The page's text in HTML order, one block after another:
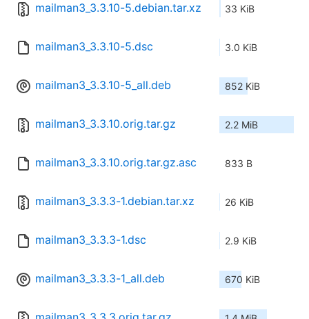
mailman3_3.3.10-5.debian.tar.xz 33 KiB
mailman3_3.3.10-5.dsc 3.0 KiB
mailman3_3.3.10-5_all.deb 852 KiB
mailman3_3.3.10.orig.tar.gz 2.2 MiB
mailman3_3.3.10.orig.tar.gz.asc 833 B
mailman3_3.3.3-1.debian.tar.xz 26 KiB
mailman3_3.3.3-1.dsc 2.9 KiB
mailman3_3.3.3-1_all.deb 670 KiB